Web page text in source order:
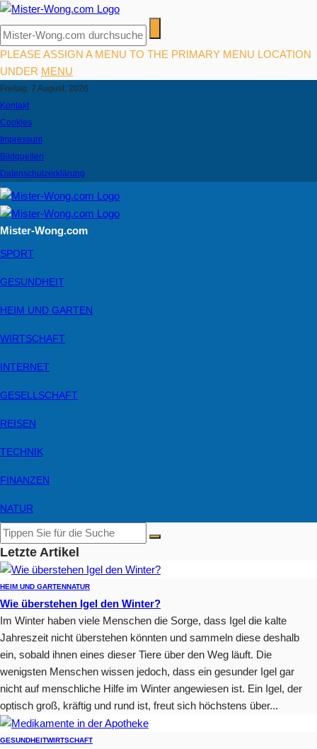
PLEASE ASSIGN A MENU TO THE PRIMARY MENU LOCATION
UNDER MENU
Freitag, 7 August, 2026
Kontakt
Cookies
Impressum
Bildquellen
Datenschutzerklärung
Mister-Wong.com
SPORT
GESUNDHEIT
HEIM UND GARTEN
WIRTSCHAFT
INTERNET
GESELLSCHAFT
REISEN
TECHNIK
FINANZEN
NATUR
Letzte Artikel
HEIM UND GARTENNATUR
Wie überstehen Igel den Winter?
Im Winter haben viele Menschen die Sorge, dass Igel die kalte
Jahreszeit nicht überstehen könnten und sammeln diese deshalb
ein, sobald ihnen eines dieser Tiere über den Weg läuft. Die
wenigsten Menschen wissen jedoch, dass ein gesunder Igel gar
nicht auf menschliche Hilfe im Winter angewiesen ist. Ein Igel, der
optisch groß, kräftig und rund ist, freut sich höchstens über...
GESUNDHEITWIRTSCHAFT